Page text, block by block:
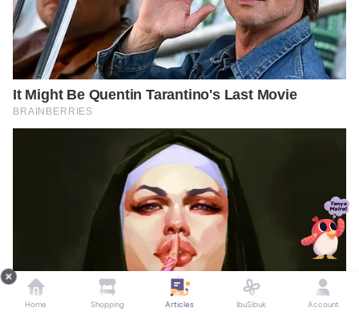
Home Shopping Articles IbuSibuk Account